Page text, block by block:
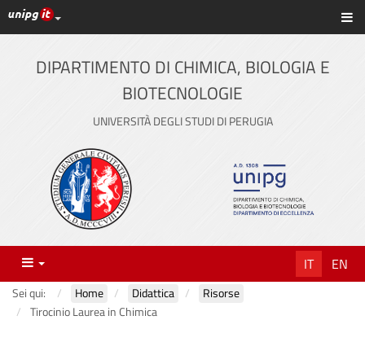
Vai
al
contenuto
principale
Link ai principali servizi web di Ateneo
DIPARTIMENTO DI CHIMICA, BIOLOGIA E
BIOTECNOLOGIE
UNIVERSITÀ DEGLI STUDI DI PERUGIA
Menu IT EN
Sei qui: Home Didattica
Risorse
Tirocinio Laurea in Chimica